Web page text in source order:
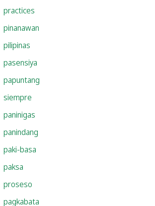
practices
pinanawan
pilipinas
pasensiya
papuntang
siempre
paninigas
panindang
paki-basa
paksa
proseso
pagkabata